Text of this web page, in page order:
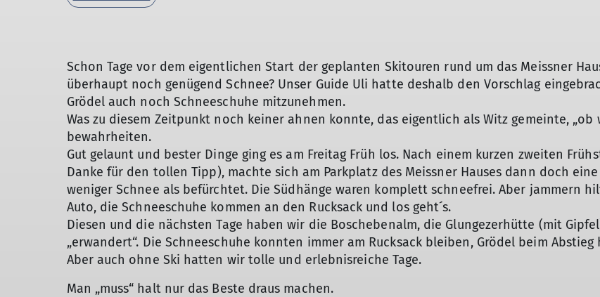
Schon Tage vor dem eigentlichen Start der geplanten Skitouren rund um das Meissner
überhaupt noch genügend Schnee? Unser Guide Uli hatte deshalb den Vorschlag
Grödel auch noch Schneeschuhe mitzunehmen.
Was zu diesem Zeitpunkt noch keiner ahnen konnte, das eigentlich als Witz gemeinte,
bewahrheiten.
Gut gelaunt und bester Dinge ging es am Freitag Früh los. Nach einem kurzen zweiten
Danke für den tollen Tipp), machte sich am Parkplatz des Meissner Hauses dann doch
weniger Schnee als befürchtet. Die Südhänge waren komplett schneefrei. Aber jammern
Auto, die Schneeschuhe kommen an den Rucksack und los geht´s.
Diesen und die nächsten Tage haben wir die Boschebenalm, die Glungezerhütte (mit
„erwandert“. Die Schneeschuhe konnten immer am Rucksack bleiben, Grödel beim
Aber auch ohne Ski hatten wir tolle und erlebnisreiche Tage.
Man „muss“ halt nur das Beste draus machen.